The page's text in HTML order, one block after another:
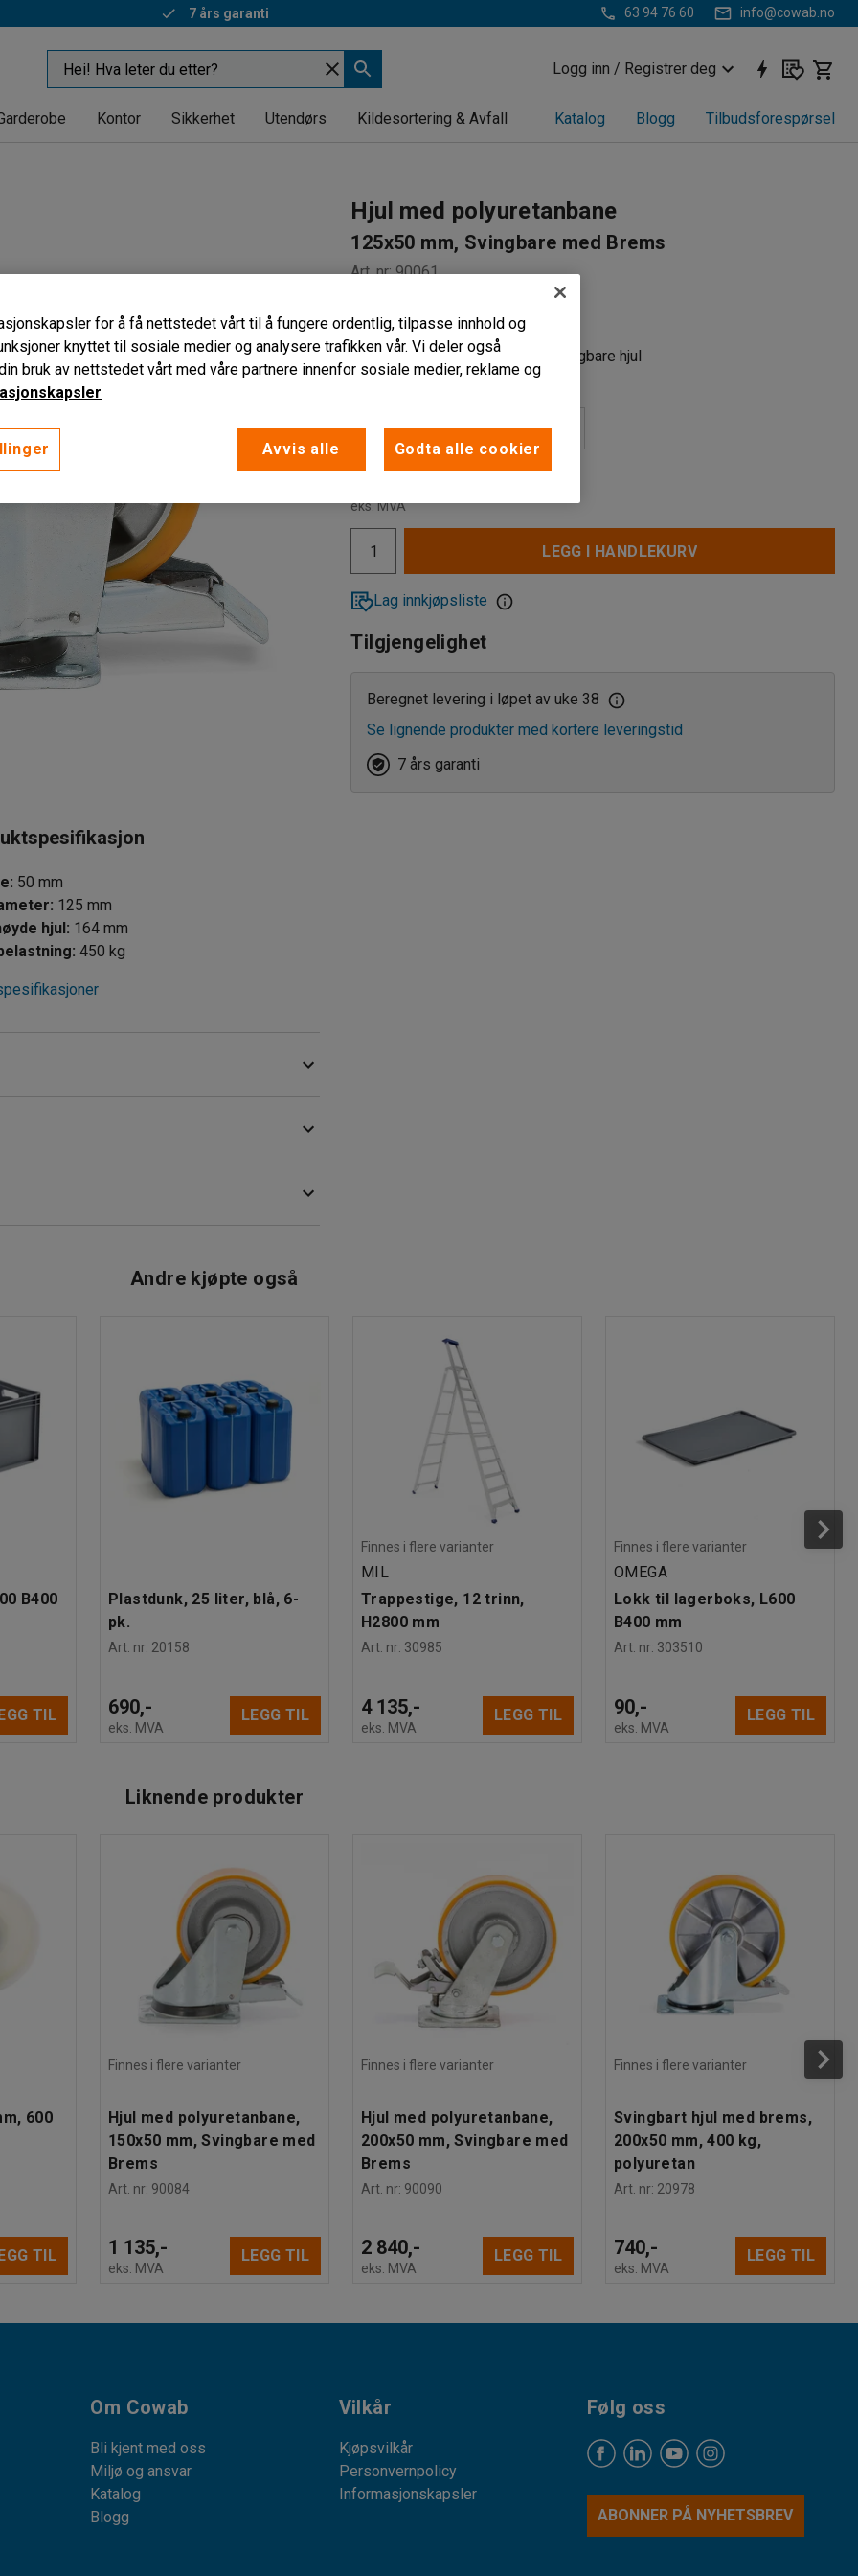
7 års garanti 63 94 76 60 info@cowab.no
Logg inn / Registrer deg
Kontor Sikkerhet Utendørs Kildesortering & Avfall Katalog Blogg Tilbudsforespørsel
: 50 mm
: 125 mm
hjul: 164 mm
: 450 kg
Hjul med polyuretanbane
125x50 mm, Svingbare med Brems
Art. nr:90061
Slitesterkt materiale
Velg mellom faste hjul eller svingbare hjul
Svingbare med brems
Faste hjul
Svingbare
Svingbare med brems
eks. MVA
LEGG I HANDLEKURV
Lag innkjøpsliste
Tilgjengelighet
Beregnet levering i løpet av uke 38
Se lignende produkter med kortere leveringstid
7 års garanti
Andre kjøpte også
B400
TIL
Plastdunk, 25 liter, blå, 6-
pk.
Art. nr: 20158
690,-
eks. MVA
LEGG TIL
Finnes i flere varianter
MIL
Trappestige, 12 trinn,
H2800 mm
Art. nr: 30985
4 135,-
eks. MVA
LEGG TIL
Finnes i flere varianter
OMEGA
Lokk til lagerboks, L600
B400 mm
Art. nr: 303510
90,-
eks. MVA
LEGG TIL
Liknende produkter
600
TIL
Finnes i flere varianter
Hjul med polyuretanbane,
150x50 mm, Svingbare med
Brems
Art. nr: 90084
1 135,-
eks. MVA
LEGG TIL
Finnes i flere varianter
Hjul med polyuretanbane,
200x50 mm, Svingbare med
Brems
Art. nr: 90090
2 840,-
eks. MVA
LEGG TIL
Finnes i flere varianter
Svingbart hjul med brems,
200x50 mm, 400 kg,
polyuretan
Art. nr: 20978
740,-
eks. MVA
LEGG TIL
Om Cowab
Bli kjent med oss
Miljø og ansvar
Katalog
Blogg
Vilkår
Kjøpsvilkår
Personvernpolicy
Informasjonskapsler
Følg oss
ABONNER PÅ NYHETSBREV
for å få nettstedet vårt til å fungere ordentlig, tilpasse innhold og
knyttet til sosiale medier og analysere trafikken vår. Vi deler også
bruk av nettstedet vårt med våre partnere innenfor sosiale medier, reklame og
Avvis alle Godta alle cookier